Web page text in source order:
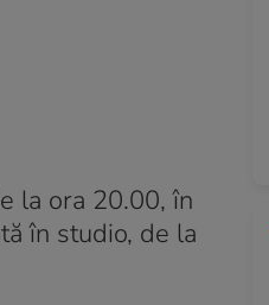
la ora 20.00, în
în studio, de la